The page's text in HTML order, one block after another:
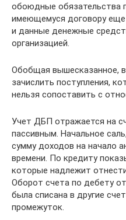
обоюдные обязательства
имеющемуся договору
и данные денежные
организацией.
Обобщая вышесказанное,
зачислить поступления,
нельзя сопоставить с
Учет ДБП отражается на
пассивным. Начальное
сумму доходов на начало
времени. По кредиту
которые надлежит
Оборот счета по дебету
была списана в другие
промежуток.